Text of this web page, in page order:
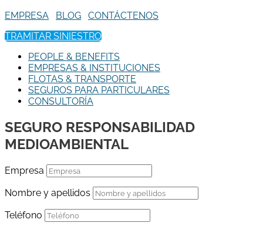
EMPRESA BLOG
CONTÁCTENOS
TRAMITAR SINIESTRO
PEOPLE & BENEFITS
EMPRESAS & INSTITUCIONES
FLOTAS & TRANSPORTE
SEGUROS PARA PARTICULARES
CONSULTORÍA
SEGURO RESPONSABILIDAD
MEDIOAMBIENTAL
Empresa
Nombre y apellidos
Teléfono